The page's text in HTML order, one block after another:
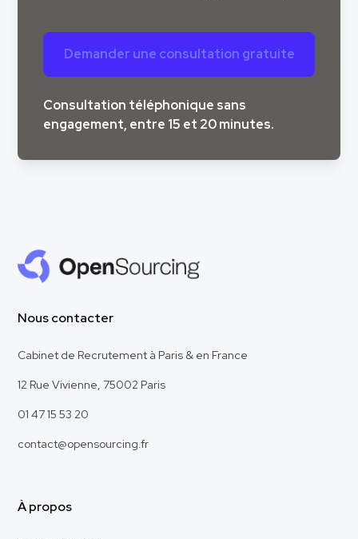
Demander une consultation gratuite
Consultation téléphonique sans
engagement, entre 15 et 20 minutes.
Nous contacter
Cabinet de Recrutement à Paris & en France
12 Rue Vivienne, 75002 Paris
01 47 15 53 20
contact@opensourcing.fr
À propos